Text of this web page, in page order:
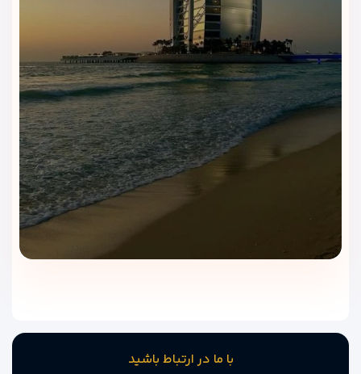
با ما در ارتباط باشید